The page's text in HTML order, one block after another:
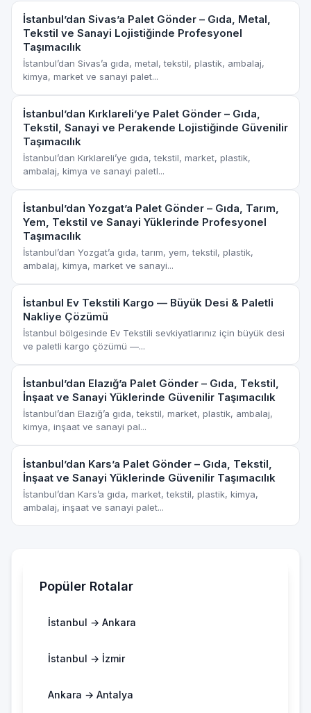
Popüler Rotalar
İstanbul → Ankara
İstanbul → İzmir
Ankara → Antalya
İstanbul’dan Sivas’a Palet Gönder – Gıda, Metal,
Tekstil ve Sanayi Lojistiğinde Profesyonel
Taşımacılık
İstanbul’dan Sivas’a gıda, metal, tekstil, plastik, ambalaj,
kimya, market ve sanayi palet...
İstanbul’dan Kırklareli’ye Palet Gönder – Gıda,
Tekstil, Sanayi ve Perakende Lojistiğinde Güvenilir
Taşımacılık
İstanbul’dan Kırklareli’ye gıda, tekstil, market, plastik,
ambalaj, kimya ve sanayi paletl...
İstanbul’dan Yozgat’a Palet Gönder – Gıda, Tarım,
Yem, Tekstil ve Sanayi Yüklerinde Profesyonel
Taşımacılık
İstanbul’dan Yozgat’a gıda, tarım, yem, tekstil, plastik,
ambalaj, kimya, market ve sanayi...
İstanbul Ev Tekstili Kargo — Büyük Desi & Paletli
Nakliye Çözümü
İstanbul bölgesinde Ev Tekstili sevkiyatlarınız için büyük desi
ve paletli kargo çözümü —...
İstanbul’dan Elazığ’a Palet Gönder – Gıda, Tekstil,
İnşaat ve Sanayi Yüklerinde Güvenilir Taşımacılık
İstanbul’dan Elazığ’a gıda, tekstil, market, plastik, ambalaj,
kimya, inşaat ve sanayi pal...
İstanbul’dan Kars’a Palet Gönder – Gıda, Tekstil,
İnşaat ve Sanayi Yüklerinde Güvenilir Taşımacılık
İstanbul’dan Kars’a gıda, market, tekstil, plastik, kimya,
ambalaj, inşaat ve sanayi palet...